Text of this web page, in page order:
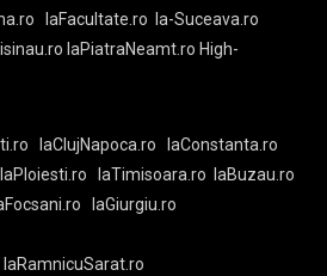
laFacultate.ro
la-Suceava.ro
laPiatraNeamt.ro High-
laClujNapoca.ro
laConstanta.ro
laPloiesti.ro laTimisoara.ro
laBuzau.ro
laGiurgiu.ro
laRamnicuSarat.ro